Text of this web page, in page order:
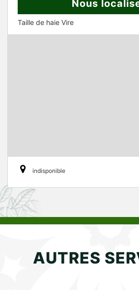
Nous
Taille de haie Vire
indisponible
AUTRES